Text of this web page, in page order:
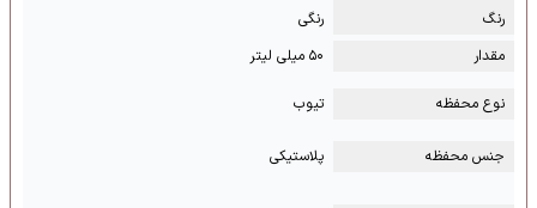
رنگ
رنگی
مقدار
۵۰ میلی لیتر
نوع محفظه تیوب
جنس محفظه پلاستیکی